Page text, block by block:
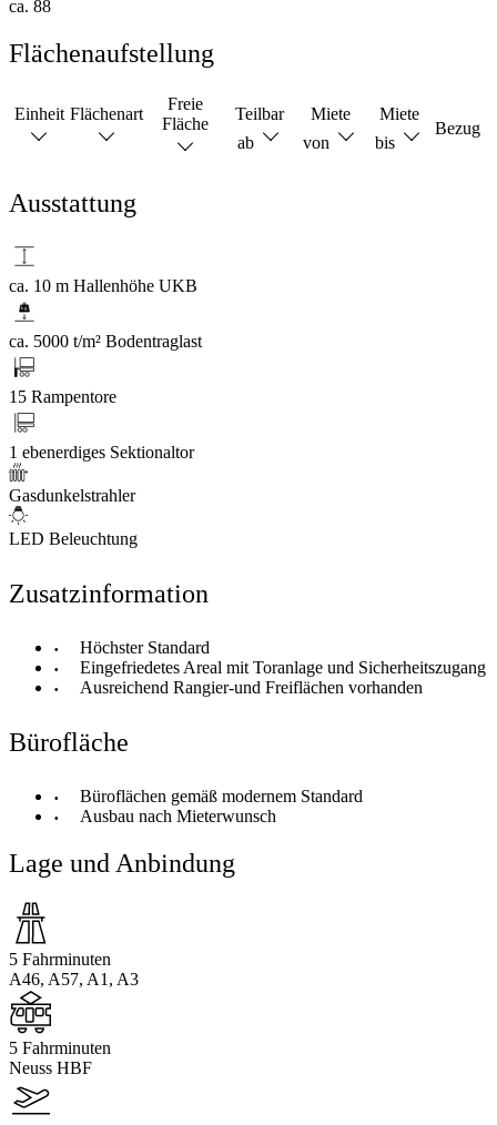
ca. 88
Flächenaufstellung
Einheit Flächenart
Freie
Fläche
Teilbar
ab
Miete
von
Miete
bis
Bezug
Ausstattung
ca. 10 m Hallenhöhe UKB
ca. 5000 t/m² Bodentraglast
15 Rampentore
1 ebenerdiges Sektionaltor
Gasdunkelstrahler
LED Beleuchtung
Zusatzinformation
Höchster Standard
Eingefriedetes Areal mit Toranlage und Sicherheitszugang
Ausreichend Rangier-und Freiflächen vorhanden
Bürofläche
Büroflächen gemäß modernem Standard
Ausbau nach Mieterwunsch
Lage und Anbindung
5 Fahrminuten
A46, A57, A1, A3
5 Fahrminuten
Neuss HBF